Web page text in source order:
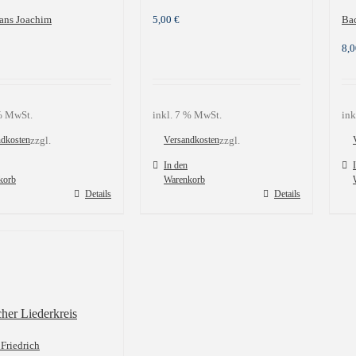
Joachim
MwSt.
zzgl.
Details
5,00 €
inkl. 7 % MwSt.
zzgl.
Versandkosten
In den
Warenkorb
Details
Liederkreis